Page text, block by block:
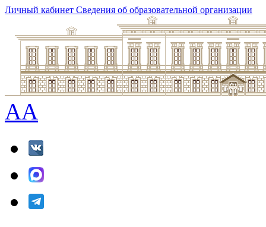
Личный кабинет Сведения об образовательной организации
AA